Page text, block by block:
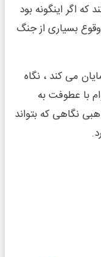
اگر اینگونه بود
بسیاری از جنگ
می کند ، نگاه
با عطوفت به
نگاهی که بتواند